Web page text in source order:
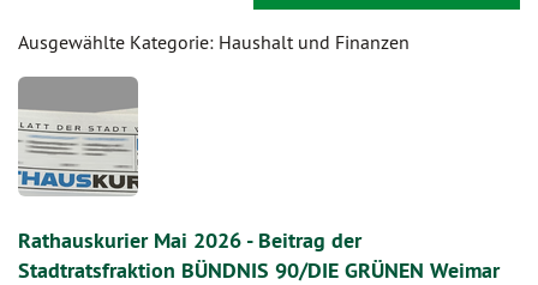
Ausgewählte Kategorie: Haushalt und Finanzen
Rathauskurier Mai 2026 - Beitrag der
Stadtratsfraktion BÜNDNIS 90/DIE GRÜNEN Weimar